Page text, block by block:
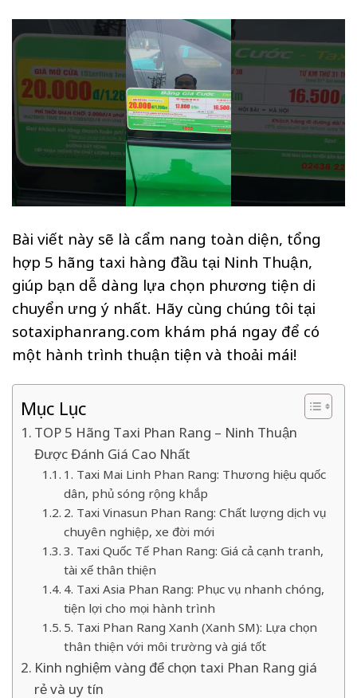
Bài viết này sẽ là cẩm nang toàn diện, tổng
hợp 5 hãng taxi hàng đầu tại Ninh Thuận,
giúp bạn dễ dàng lựa chọn phương tiện di
chuyển ưng ý nhất. Hãy cùng chúng tôi tại
sotaxiphanrang.com khám phá ngay để có
một hành trình thuận tiện và thoải mái!
Mục Lục
TOP 5 Hãng Taxi Phan Rang – Ninh Thuận
Được Đánh Giá Cao Nhất
1. Taxi Mai Linh Phan Rang: Thương hiệu quốc
dân, phủ sóng rộng khắp
2. Taxi Vinasun Phan Rang: Chất lượng dịch vụ
chuyên nghiệp, xe đời mới
3. Taxi Quốc Tế Phan Rang: Giá cả cạnh tranh,
tài xế thân thiện
4. Taxi Asia Phan Rang: Phục vụ nhanh chóng,
tiện lợi cho mọi hành trình
5. Taxi Phan Rang Xanh (Xanh SM): Lựa chọn
thân thiện với môi trường và giá tốt
Kinh nghiệm vàng để chọn taxi Phan Rang giá
rẻ và uy tín